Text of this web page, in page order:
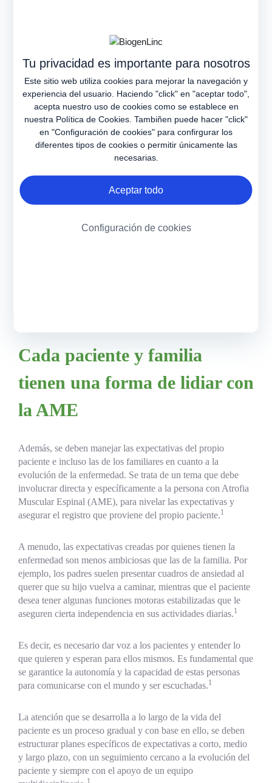
Tu privacidad es importante para nosotros
Este sitio web utiliza cookies para mejorar la navegación y
experiencia del usuario. Haciendo "click" en "aceptar todo",
acepta nuestro uso de cookies como se establece en
nuestra Política de Cookies . Tambiñen puede hacer "click"
en "Configuración de cookies" para confirgurar los
diferentes tipos de cookies o permitir únicamente las
necesarias.
Aceptar todo
Configuración de cookies
padres o madres de pacientes con AME crónica severa y
moderada respondieron a cuestionarios sobre la forma en que
AME afecta en su calidad de vida . Se observa que las
actividades de mayor impacto no se capturan en las escalas
utilizadas tradicionalmente.
Por lo tanto, es necesario tener una visión más amplia de los
Cada paciente y familia
tienen una forma de lidiar con
la AME
Además, se deben manejar las expectativas del propio
paciente e incluso las de los familiares en cuanto a la
evolución de la enfermedad. Se trata de un tema que debe
involucrar directa y específicamente a la persona con Atrofia
Muscular Espinal (AME), para nivelar las expectativas y
asegurar el registro que proviene del propio paciente.1
A menudo, las expectativas creadas por quienes tienen la
enfermedad son menos ambiciosas que las de la familia. Por
ejemplo, los padres suelen presentar cuadros de ansiedad al
querer que su hijo vuelva a caminar, mientras que el paciente
desea tener algunas funciones motoras estabilizadas que le
aseguren cierta independencia en sus actividades diarias.1
Es decir, es necesario dar voz a los pacientes y entender lo
que quieren y esperan para ellos mismos. Es fundamental que
se garantice la autonomía y la capacidad de estas personas
para comunicarse con el mundo y ser escuchadas.1
La atención que se desarrolla a lo largo de la vida del
paciente es un proceso gradual y con base en ello, se deben
estructurar planes específicos de expectativas a corto, medio
y largo plazo, con un seguimiento cercano a la evolución del
paciente y siempre con el apoyo de un equipo
1